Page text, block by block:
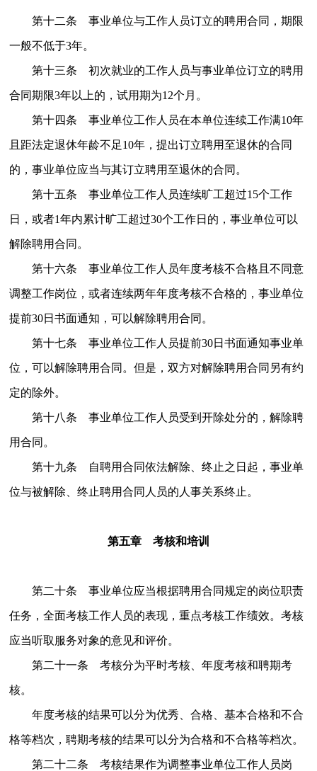
第十二条 事业单位与工作人员订立的聘用合同，期限
一般不低于3年。
第十三条 初次就业的工作人员与事业单位订立的聘用
合同期限3年以上的，试用期为12个月。
第十四条 事业单位工作人员在本单位连续工作满10年
且距法定退休年龄不足10年，提出订立聘用至退休的合同
的，事业单位应当与其订立聘用至退休的合同。
第十五条 事业单位工作人员连续旷工超过15个工作
日，或者1年内累计旷工超过30个工作日的，事业单位可以
解除聘用合同。
第十六条 事业单位工作人员年度考核不合格且不同意
调整工作岗位，或者连续两年年度考核不合格的，事业单位
提前30日书面通知，可以解除聘用合同。
第十七条 事业单位工作人员提前30日书面通知事业单
位，可以解除聘用合同。但是，双方对解除聘用合同另有约
定的除外。
第十八条 事业单位工作人员受到开除处分的，解除聘
用合同。
第十九条 自聘用合同依法解除、终止之日起，事业单
位与被解除、终止聘用合同人员的人事关系终止。
第五章 考核和培训
第二十条 事业单位应当根据聘用合同规定的岗位职责
任务，全面考核工作人员的表现，重点考核工作绩效。考核
应当听取服务对象的意见和评价。
第二十一条 考核分为平时考核、年度考核和聘期考
核。
年度考核的结果可以分为优秀、合格、基本合格和不合
格等档次，聘期考核的结果可以分为合格和不合格等档次。
第二十二条 考核结果作为调整事业单位工作人员岗